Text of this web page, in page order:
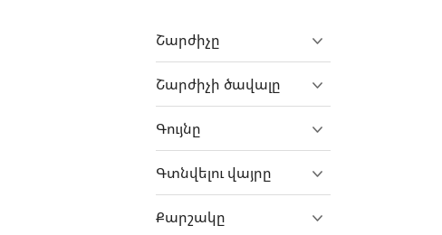
FAW
Ferrari
Fiat
Fiat Professional
Fisker
Focus
Ford
Շարժիչը
Շարժիչի ծավալը
Գույնը
Գտնվելու վայրը
Քարշակը